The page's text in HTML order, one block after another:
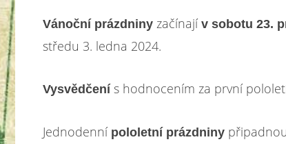
Vánoční prázdniny začínají v sobotu 23.
středu 3. ledna 2024.
Vysvědčenís hodnocením za první
Jednodenní pololetní prázdniny